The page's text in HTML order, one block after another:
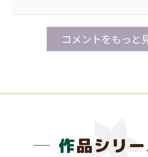
コメントをもっと
作品シリ